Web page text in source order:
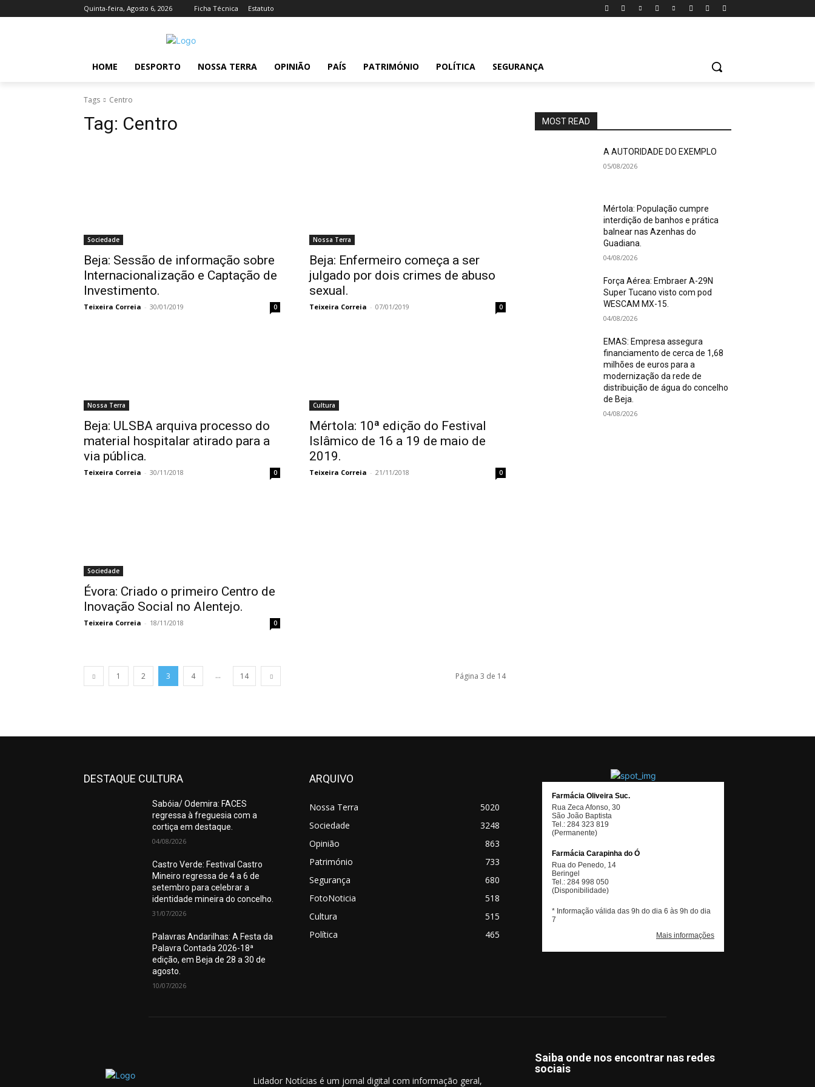
Quinta-feira, Agosto 6, 2026 Ficha Técnica Estatuto
HOME DESPORTO NOSSA TERRA OPINIÃO PAÍS PATRIMÓNIO POLÍTICA SEGURANÇA
Tags Centro
Tag: Centro
Sociedade
Beja: Sessão de informação sobre
Internacionalização e Captação de
Investimento.
Teixeira Correia - 30/01/2019 0
Nossa Terra
Beja: Enfermeiro começa a ser
julgado por dois crimes de abuso
sexual.
Teixeira Correia - 07/01/2019 0
Nossa Terra
Beja: ULSBA arquiva processo do
material hospitalar atirado para a
via pública.
Teixeira Correia - 30/11/2018 0
Cultura
Mértola: 10ª edição do Festival
Islâmico de 16 a 19 de maio de
2019.
Teixeira Correia - 21/11/2018 0
Sociedade
Évora: Criado o primeiro Centro de
Inovação Social no Alentejo.
Teixeira Correia - 18/11/2018 0
1 2 3 4 ... 14 Página 3 de 14
MOST READ
A AUTORIDADE DO EXEMPLO
05/08/2026
Mértola: População cumpre
interdição de banhos e prática
balnear nas Azenhas do
Guadiana.
04/08/2026
Força Aérea: Embraer A-29N
Super Tucano visto com pod
WESCAM MX-15.
04/08/2026
EMAS: Empresa assegura
financiamento de cerca de 1,68
milhões de euros para a
modernização da rede de
distribuição de água do concelho
de Beja.
04/08/2026
DESTAQUE CULTURA
Sabóia/ Odemira: FACES
regressa à freguesia com a
cortiça em destaque.
04/08/2026
Castro Verde: Festival Castro
Mineiro regressa de 4 a 6 de
setembro para celebrar a
identidade mineira do concelho.
31/07/2026
Palavras Andarilhas: A Festa da
Palavra Contada 2026-18ª
edição, em Beja de 28 a 30 de
agosto.
10/07/2026
ARQUIVO
Nossa Terra
5020
Sociedade
3248
Opinião
863
Património
733
Segurança
680
FotoNoticia
518
Cultura
515
Política
465
Lidador Notícias é um jornal digital com informação geral,
Saiba onde nos encontrar nas redes
sociais